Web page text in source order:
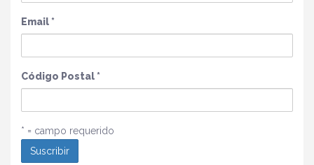
Email*
Código Postal*
* = campo requerido